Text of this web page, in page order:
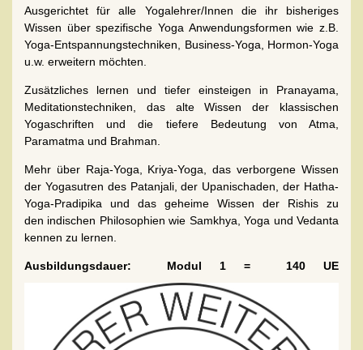
Ausgerichtet für alle Yogalehrer/Innen die ihr bisheriges
Wissen über spezifische Yoga Anwendungsformen wie z.B.
Yoga-Entspannungstechniken, Business-Yoga, Hormon-Yoga
u.w. erweitern möchten.
Zusätzliches lernen und tiefer einsteigen in Pranayama,
Meditationstechniken, das alte Wissen der klassischen
Yogaschriften und die tiefere Bedeutung von Atma,
Paramatma und Brahman.
Mehr über Raja-Yoga, Kriya-Yoga, das verborgene Wissen
der Yogasutren des Patanjali, der Upanischaden, der Hatha-
Yoga-Pradipika und das geheime Wissen der Rishis zu
den indischen Philosophien wie Samkhya, Yoga und Vedanta
kennen zu lernen.
Ausbildungsdauer: Modul 1 = 140 UE